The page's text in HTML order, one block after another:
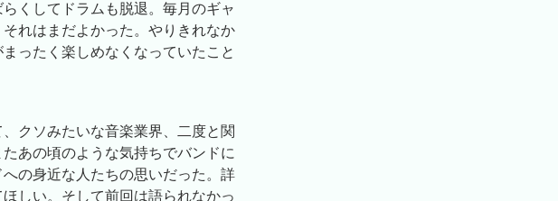
くしてドラムも脱退。毎月のギャ
れはまだよかった。やりきれなか
ったく楽しめなくなっていたこと
クソみたいな音楽業界、二度と関
あの頃のような気持ちでバンドに
の身近な人たちの思いだった。詳
ほしい。そして前回は語られなかっ